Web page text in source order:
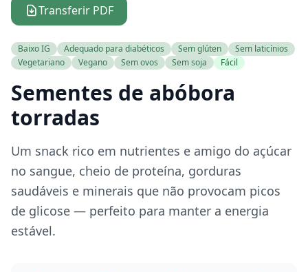
Transferir PDF
Baixo IG Adequado para diabéticos Sem glúten
Sem laticínios
Vegetariano
Vegano Sem ovos Sem soja Fácil
Sementes de abóbora
torradas
Um snack rico em nutrientes e amigo do açúcar
no sangue, cheio de proteína, gorduras
saudáveis e minerais que não provocam picos
de glicose — perfeito para manter a energia
estável.